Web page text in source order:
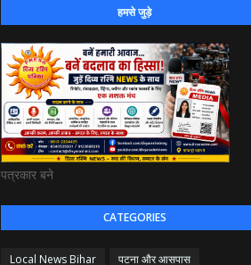
हमसे जुड़े
पत्रकार बने
CATEGORIES
Local News Bihar
पटना और आसपास